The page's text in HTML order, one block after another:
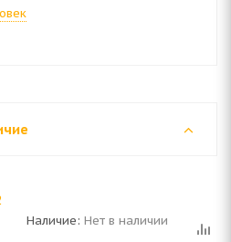
Наличие: Нет в наличии